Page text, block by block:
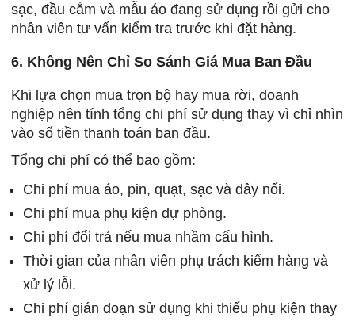
sạc, đầu cắm và mẫu áo đang sử dụng rồi gửi cho
nhân viên tư vấn kiểm tra trước khi đặt hàng.
6. Không Nên Chỉ So Sánh Giá Mua Ban Đầu
Khi lựa chọn mua trọn bộ hay mua rời, doanh
nghiệp nên tính tổng chi phí sử dụng thay vì chỉ nhìn
vào số tiền thanh toán ban đầu.
Tổng chi phí có thể bao gồm:
Chi phí mua áo, pin, quạt, sạc và dây nối.
Chi phí mua phụ kiện dự phòng.
Chi phí đổi trả nếu mua nhầm cấu hình.
Thời gian của nhân viên phụ trách kiểm hàng và
xử lý lỗi.
Chi phí gián đoạn sử dụng khi thiếu phụ kiện thay